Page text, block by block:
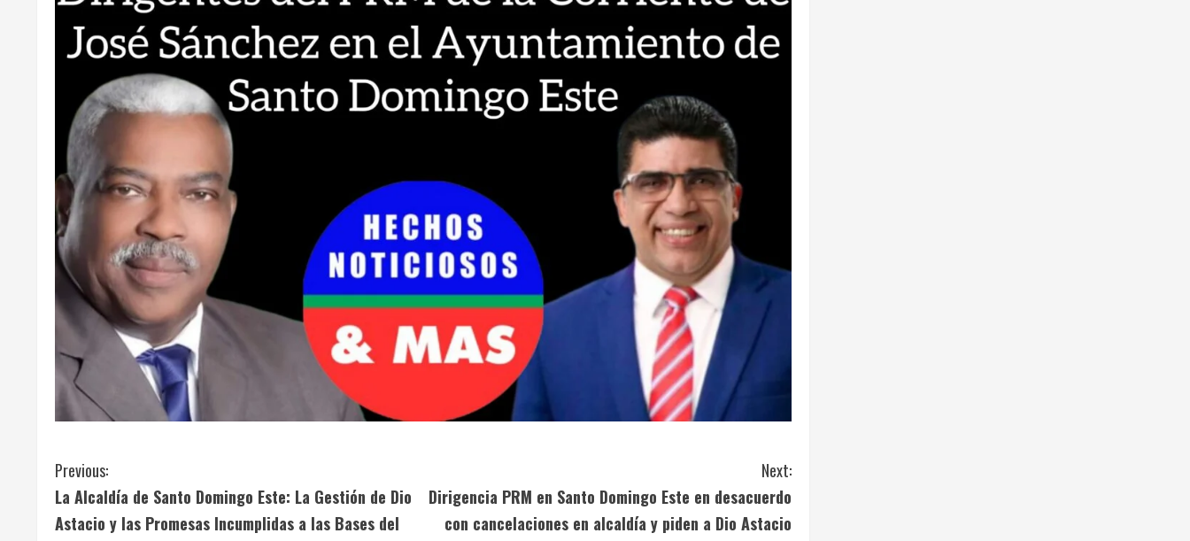
C
o
Previous:
La Alcaldía de Santo Domingo Este: La Gestión de Dio
Astacio y las Promesas Incumplidas a las Bases del
Next:
Dirigencia PRM en Santo Domingo Este en desacuerdo
con cancelaciones en alcaldía y piden a Dio Astacio